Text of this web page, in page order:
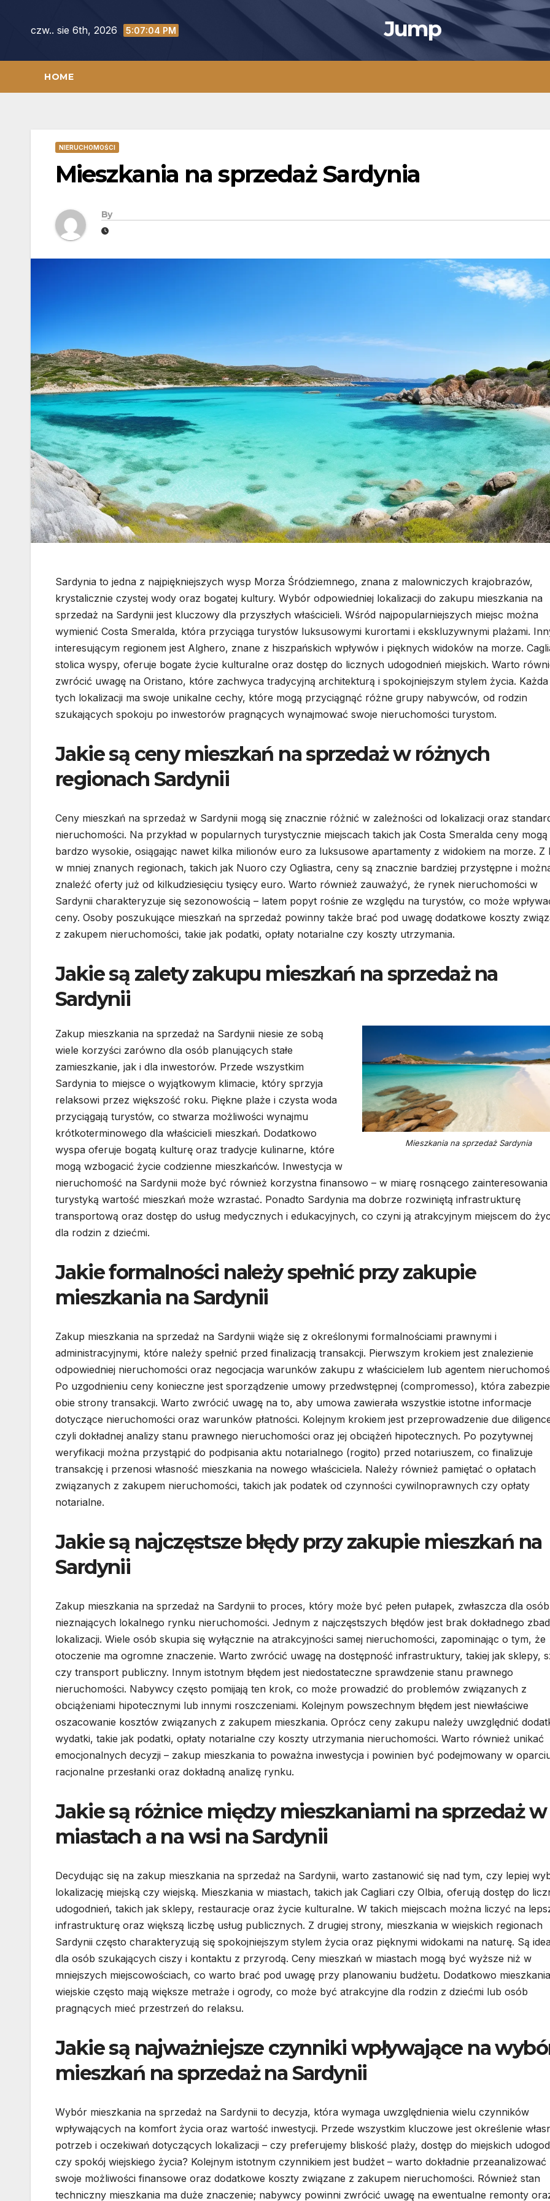
czw.. sie 6th, 2026 5:07:05 PM Jump
HOME
NIERUCHOMOŚCI
Mieszkania na sprzedaż Sardynia
By
Sardynia to jedna z najpiękniejszych wysp Morza Śródziemnego, znana z malowniczych krajobrazów,
krystalicznie czystej wody oraz bogatej kultury. Wybór odpowiedniej lokalizacji do zakupu mieszkania na
sprzedaż na Sardynii jest kluczowy dla przyszłych właścicieli. Wśród najpopularniejszych miejsc można
wymienić Costa Smeralda, która przyciąga turystów luksusowymi kurortami i ekskluzywnymi plażami.
interesującym regionem jest Alghero, znane z hiszpańskich wpływów i pięknych widoków na morze.
stolica wyspy, oferuje bogate życie kulturalne oraz dostęp do licznych udogodnień miejskich. Warto
zwrócić uwagę na Oristano, które zachwyca tradycyjną architekturą i spokojniejszym stylem życia. Każda
tych lokalizacji ma swoje unikalne cechy, które mogą przyciągnąć różne grupy nabywców, od rodzin
szukających spokoju po inwestorów pragnących wynajmować swoje nieruchomości turystom.
Jakie są ceny mieszkań na sprzedaż w różnych
regionach Sardynii
Ceny mieszkań na sprzedaż w Sardynii mogą się znacznie różnić w zależności od lokalizacji oraz
nieruchomości. Na przykład w popularnych turystycznie miejscach takich jak Costa Smeralda ceny
bardzo wysokie, osiągając nawet kilka milionów euro za luksusowe apartamenty z widokiem na morze. Z
w mniej znanych regionach, takich jak Nuoro czy Ogliastra, ceny są znacznie bardziej przystępne i
znaleźć oferty już od kilkudziesięciu tysięcy euro. Warto również zauważyć, że rynek nieruchomości w
Sardynii charakteryzuje się sezonowością – latem popyt rośnie ze względu na turystów, co może
ceny. Osoby poszukujące mieszkań na sprzedaż powinny także brać pod uwagę dodatkowe koszty
z zakupem nieruchomości, takie jak podatki, opłaty notarialne czy koszty utrzymania.
Jakie są zalety zakupu mieszkań na sprzedaż na
Sardynii
Mieszkania na sprzedaż Sardynia
Zakup mieszkania na sprzedaż na Sardynii niesie ze sobą
wiele korzyści zarówno dla osób planujących stałe
zamieszkanie, jak i dla inwestorów. Przede wszystkim
Sardynia to miejsce o wyjątkowym klimacie, który sprzyja
relaksowi przez większość roku. Piękne plaże i czysta woda
przyciągają turystów, co stwarza możliwości wynajmu
krótkoterminowego dla właścicieli mieszkań. Dodatkowo
wyspa oferuje bogatą kulturę oraz tradycje kulinarne, które
mogą wzbogacić życie codzienne mieszkańców. Inwestycja w
nieruchomość na Sardynii może być również korzystna finansowo – w miarę rosnącego zainteresowania
turystyką wartość mieszkań może wzrastać. Ponadto Sardynia ma dobrze rozwiniętą infrastrukturę
transportową oraz dostęp do usług medycznych i edukacyjnych, co czyni ją atrakcyjnym miejscem do
dla rodzin z dziećmi.
Jakie formalności należy spełnić przy zakupie
mieszkania na Sardynii
Zakup mieszkania na sprzedaż na Sardynii wiąże się z określonymi formalnościami prawnymi i
administracyjnymi, które należy spełnić przed finalizacją transakcji. Pierwszym krokiem jest znalezienie
odpowiedniej nieruchomości oraz negocjacja warunków zakupu z właścicielem lub agentem
Po uzgodnieniu ceny konieczne jest sporządzenie umowy przedwstępnej (compromesso), która
obie strony transakcji. Warto zwrócić uwagę na to, aby umowa zawierała wszystkie istotne informacje
dotyczące nieruchomości oraz warunków płatności. Kolejnym krokiem jest przeprowadzenie due
czyli dokładnej analizy stanu prawnego nieruchomości oraz jej obciążeń hipotecznych. Po pozytywnej
weryfikacji można przystąpić do podpisania aktu notarialnego (rogito) przed notariuszem, co finalizuje
transakcję i przenosi własność mieszkania na nowego właściciela. Należy również pamiętać o opłatach
związanych z zakupem nieruchomości, takich jak podatek od czynności cywilnoprawnych czy opłaty
notarialne.
Jakie są najczęstsze błędy przy zakupie mieszkań na
Sardynii
Zakup mieszkania na sprzedaż na Sardynii to proces, który może być pełen pułapek, zwłaszcza dla osób
nieznających lokalnego rynku nieruchomości. Jednym z najczęstszych błędów jest brak dokładnego
lokalizacji. Wiele osób skupia się wyłącznie na atrakcyjności samej nieruchomości, zapominając o tym, że
otoczenie ma ogromne znaczenie. Warto zwrócić uwagę na dostępność infrastruktury, takiej jak sklepy,
czy transport publiczny. Innym istotnym błędem jest niedostateczne sprawdzenie stanu prawnego
nieruchomości. Nabywcy często pomijają ten krok, co może prowadzić do problemów związanych z
obciążeniami hipotecznymi lub innymi roszczeniami. Kolejnym powszechnym błędem jest niewłaściwe
oszacowanie kosztów związanych z zakupem mieszkania. Oprócz ceny zakupu należy uwzględnić
wydatki, takie jak podatki, opłaty notarialne czy koszty utrzymania nieruchomości. Warto również unikać
emocjonalnych decyzji – zakup mieszkania to poważna inwestycja i powinien być podejmowany w
racjonalne przesłanki oraz dokładną analizę rynku.
Jakie są różnice między mieszkaniami na sprzedaż w
miastach a na wsi na Sardynii
Decydując się na zakup mieszkania na sprzedaż na Sardynii, warto zastanowić się nad tym, czy lepiej
lokalizację miejską czy wiejską. Mieszkania w miastach, takich jak Cagliari czy Olbia, oferują dostęp do
udogodnień, takich jak sklepy, restauracje oraz życie kulturalne. W takich miejscach można liczyć na
infrastrukturę oraz większą liczbę usług publicznych. Z drugiej strony, mieszkania w wiejskich regionach
Sardynii często charakteryzują się spokojniejszym stylem życia oraz pięknymi widokami na naturę. Są
dla osób szukających ciszy i kontaktu z przyrodą. Ceny mieszkań w miastach mogą być wyższe niż w
mniejszych miejscowościach, co warto brać pod uwagę przy planowaniu budżetu. Dodatkowo mieszkania
wiejskie często mają większe metraże i ogrody, co może być atrakcyjne dla rodzin z dziećmi lub osób
pragnących mieć przestrzeń do relaksu.
Jakie są najważniejsze czynniki wpływające na
mieszkań na sprzedaż na Sardynii
Wybór mieszkania na sprzedaż na Sardynii to decyzja, która wymaga uwzględnienia wielu czynników
wpływających na komfort życia oraz wartość inwestycji. Przede wszystkim kluczowe jest określenie
potrzeb i oczekiwań dotyczących lokalizacji – czy preferujemy bliskość plaży, dostęp do miejskich
czy spokój wiejskiego życia? Kolejnym istotnym czynnikiem jest budżet – warto dokładnie przeanalizować
swoje możliwości finansowe oraz dodatkowe koszty związane z zakupem nieruchomości. Również stan
techniczny mieszkania ma duże znaczenie; nabywcy powinni zwrócić uwagę na ewentualne remonty